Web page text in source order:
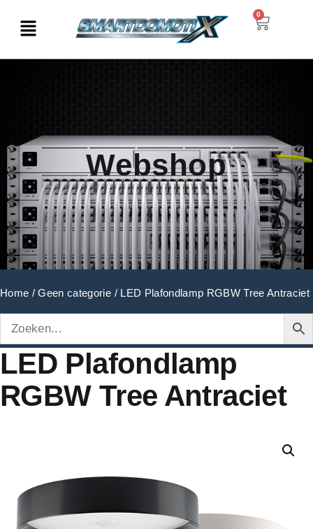
0
Webshop
Home /Geen categorie / LED Plafondlamp RGBW Tree Antraciet
LED Plafondlamp
RGBW Tree Antraciet